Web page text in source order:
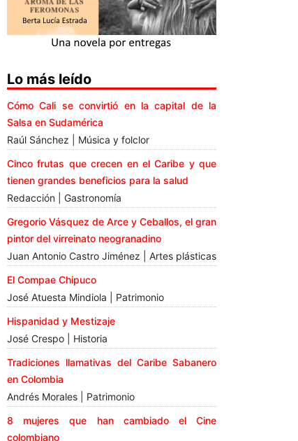
Lo más leído
Cómo Cali se convirtió en la capital de la
Salsa en Sudamérica
Raúl Sánchez | Música y folclor
Cinco frutas que crecen en el Caribe y que
tienen grandes beneficios para la salud
Redacción | Gastronomía
Gregorio Vásquez de Arce y Ceballos, el gran
pintor del virreinato neogranadino
Juan Antonio Castro Jiménez | Artes plásticas
El Compae Chipuco
José Atuesta Mindiola | Patrimonio
Hispanidad y Mestizaje
José Crespo | Historia
Tradiciones llamativas del Caribe Sabanero
en Colombia
Andrés Morales | Patrimonio
8 mujeres que han cambiado el Cine
colombiano